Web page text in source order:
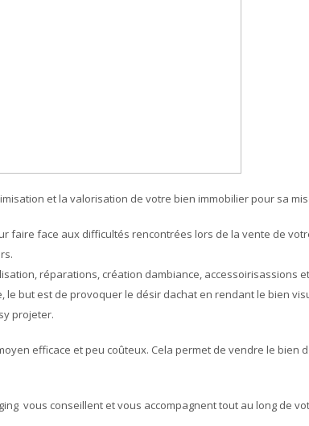
et la valorisation de votre bien immobilier pour sa
faire face aux difficultés rencontrées lors de la vente de
réparations, création dambiance, accessoirisassions
le but est de provoquer le désir dachat en rendant le bien
projeter.
efficace et peu coûteux. Cela permet de vendre le bien
vous conseillent et vous accompagnent tout au long de